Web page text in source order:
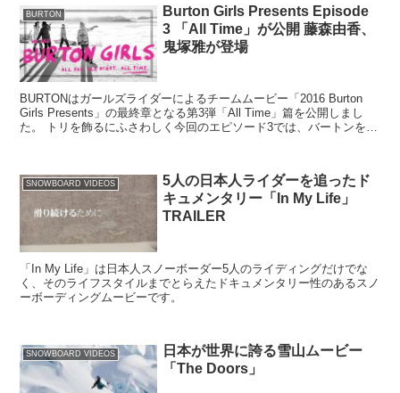
BURTON
Burton Girls Presents Episode
3 「All Time」が公開 藤森由香、
鬼塚雅が登場
BURTONはガールズライダーによるチームムービー「2016 Burton
Girls Presents」の最終章となる第3弾「All Time」篇を公開しまし
た。 トリを飾るにふさわしく今回のエピソード3では、バートンを代
SNOWBOARD VIDEOS
5人の日本人ライダーを追ったド
キュメンタリー「In My Life」
TRAILER
「In My Life」は日本人スノーボーダー5人のライディングだけでな
く、そのライフスタイルまでとらえたドキュメンタリー性のあるスノ
ーボーディングムービーです。
SNOWBOARD VIDEOS
日本が世界に誇る雪山ムービー
「The Doors」